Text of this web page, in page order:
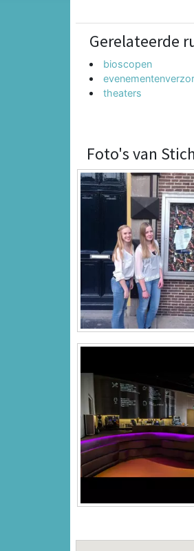
Gerelateerde
bioscopen
theaters
Foto's van